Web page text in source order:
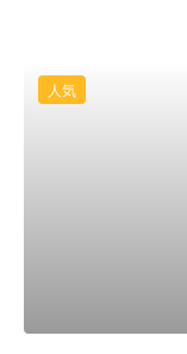
人気